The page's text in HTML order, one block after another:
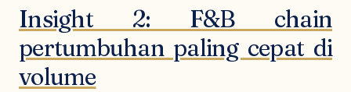
Insight 2: F&B chain
pertumbuhan paling cepat di
volume